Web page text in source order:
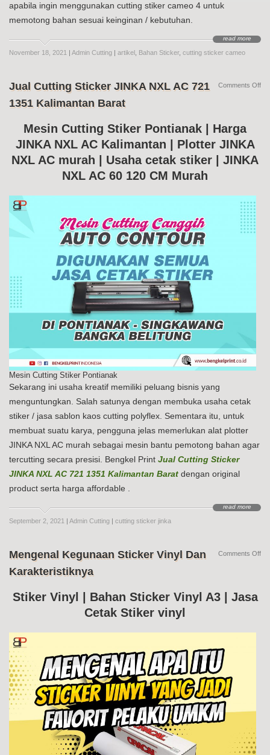
apabila ingin menggunakan cutting stiker cameo 4 untuk
memotong bahan sesuai keinginan / kebutuhan.
read more
November 18, 2021 | Admin Cutting | artikel Bahan Sticker, cutting sticker cameo
Jual Cutting Sticker JINKA NXL AC 721
1351 Kalimantan Barat
Mesin Cutting Stiker Pontianak | Harga
JINKA NXL AC Kalimantan | Plotter JINKA
NXL AC murah | Usaha cetak stiker | JINKA
NXL AC 60 120 CM Murah
Mesin Cutting Stiker Pontianak
Sekarang ini usaha kreatif memiliki peluang bisnis yang
menguntungkan. Salah satunya dengan membuka usaha cetak
stiker / jasa sablon kaos cutting polyflex. Sementara itu, untuk
membuat suatu karya, pengguna jelas memerlukan alat plotter
JINKA NXL AC murah sebagai mesin bantu pemotong bahan agar
tercutting secara presisi. Bengkel Print Jual Cutting Sticker
JINKA NXL AC 721 1351 Kalimantan Barat dengan original
product serta harga affordable .
read more
September 2, 2021 Admin Cutting cutting sticker jinka
Comments Offon
Mengenal Kegunaan Sticker Vinyl Dan
Karakteristiknya
Stiker Vinyl | Bahan Sticker Vinyl A3 | Jasa
Cetak Stiker vinyl
Comments Offon